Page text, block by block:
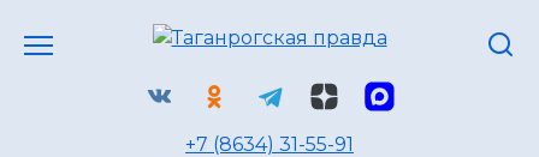
+7 (8634) 31-55-91